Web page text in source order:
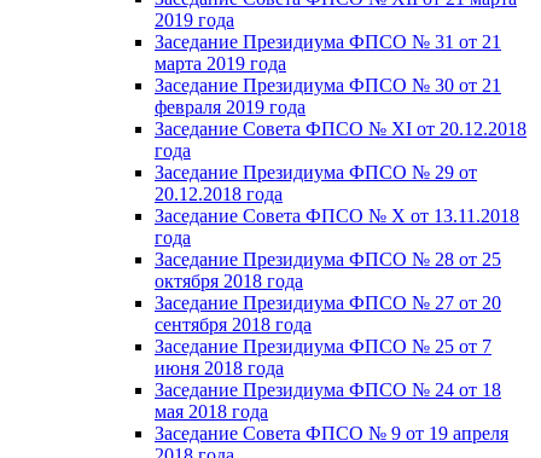
2019 года
Заседание Президиума ФПСО № 31 от 21
марта 2019 года
Заседание Президиума ФПСО № 30 от 21
февраля 2019 года
Заседание Совета ФПСО № XI от 20.12.2018
года
Заседание Президиума ФПСО № 29 от
20.12.2018 года
Заседание Совета ФПСО № X от 13.11.2018
года
Заседание Президиума ФПСО № 28 от 25
октября 2018 года
Заседание Президиума ФПСО № 27 от 20
сентября 2018 года
Заседание Президиума ФПСО № 25 от 7
июня 2018 года
Заседание Президиума ФПСО № 24 от 18
мая 2018 года
Заседание Совета ФПСО № 9 от 19 апреля